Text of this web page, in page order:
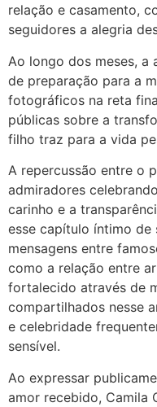
relação e casamento,
seguidores a alegria
Ao longo dos meses,
de preparação para a
fotográficos na reta
públicas sobre a
filho traz para a vida
A repercussão entre o
admiradores
carinho e a
esse capítulo íntimo de
mensagens entre
como a relação entre
fortalecido através de
compartilhados nesse
e celebridade
sensível.
Ao expressar
amor recebido, Camila